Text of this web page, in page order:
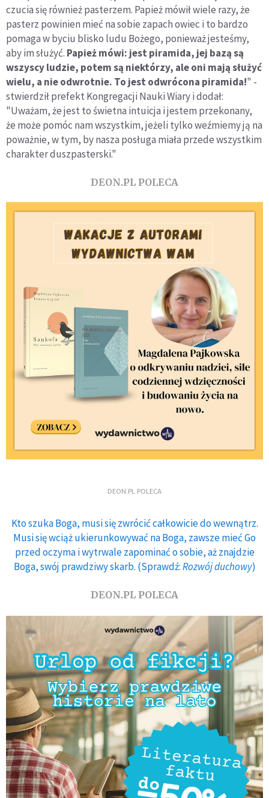
czucia się również pasterzem. Papież mówił wiele razy, że
pasterz powinien mieć na sobie zapach owiec i to bardzo
pomaga w byciu blisko ludu Bożego, ponieważ jesteśmy,
aby im służyć. Papież mówi: jest piramida, jej bazą są
wszyscy ludzie, potem są niektórzy, ale oni mają służyć
wielu, a nie odwrotnie. To jest odwrócona piramida!" -
stwierdził prefekt Kongregacji Nauki Wiary i dodał:
"Uważam, że jest to świetna intuicja i jestem przekonany,
że może pomóc nam wszystkim, jeżeli tylko weźmiemy ją na
poważnie, w tym, by nasza posługa miała przede wszystkim
charakter duszpasterski."
DEON.PL POLECA
DEON.PL POLECA
Kto szuka Boga, musi się zwrócić całkowicie do wewnątrz.
Musi się wciąż ukierunkowywać na Boga, zawsze mieć Go
przed oczyma i wytrwale zapominać o sobie, aż znajdzie
Boga, swój prawdziwy skarb. (Sprawdź:Rozwój duchowy)
DEON.PL POLECA